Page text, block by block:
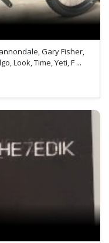
Gary Fisher,
Look, Time, Yeti, F ...